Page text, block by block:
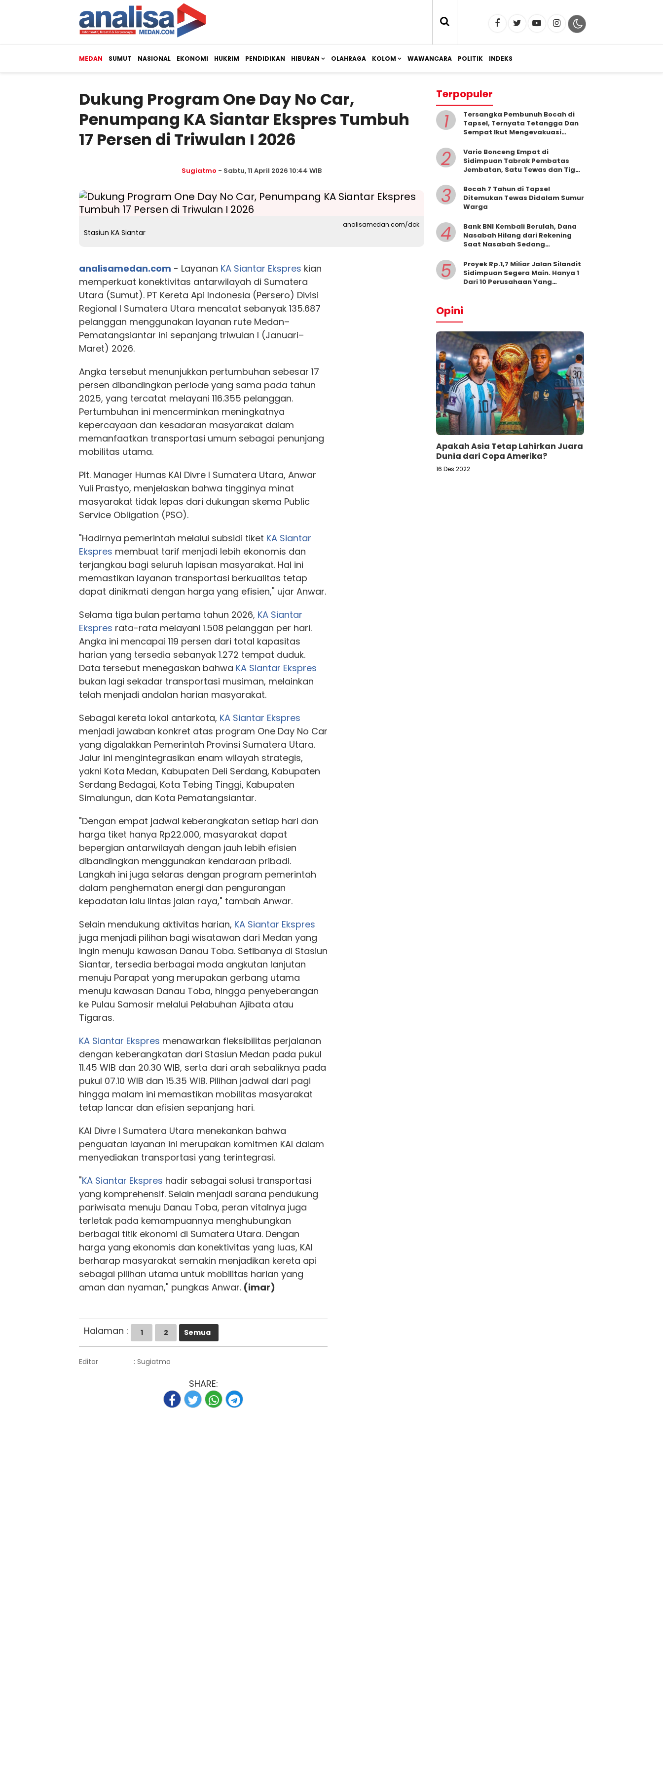
MEDAN SUMUT NASIONAL EKONOMI HUKRIM PENDIDIKAN HIBURAN OLAHRAGA KOLOM WAWANCARA POLITIK INDEKS
Dukung Program One Day No Car,
Penumpang KA Siantar Ekspres Tumbuh
17 Persen di Triwulan I 2026
Sugiatmo - Sabtu, 11 April 2026 10:44 WIB
analisamedan.com/dok
Stasiun KA Siantar
analisamedan.com - Layanan KA Siantar Ekspres kian
memperkuat konektivitas antarwilayah di Sumatera
Utara (Sumut). PT Kereta Api Indonesia (Persero) Divisi
Regional I Sumatera Utara mencatat sebanyak 135.687
pelanggan menggunakan layanan rute Medan–
Pematangsiantar ini sepanjang triwulan I (Januari–
Maret) 2026.
Angka tersebut menunjukkan pertumbuhan sebesar 17
persen dibandingkan periode yang sama pada tahun
2025, yang tercatat melayani 116.355 pelanggan.
Pertumbuhan ini mencerminkan meningkatnya
kepercayaan dan kesadaran masyarakat dalam
memanfaatkan transportasi umum sebagai penunjang
mobilitas utama.
Plt. Manager Humas KAI Divre I Sumatera Utara, Anwar
Yuli Prastyo, menjelaskan bahwa tingginya minat
masyarakat tidak lepas dari dukungan skema Public
Service Obligation (PSO).
"Hadirnya pemerintah melalui subsidi tiket KA Siantar
Ekspres membuat tarif menjadi lebih ekonomis dan
terjangkau bagi seluruh lapisan masyarakat. Hal ini
memastikan layanan transportasi berkualitas tetap
dapat dinikmati dengan harga yang efisien," ujar Anwar.
Selama tiga bulan pertama tahun 2026, KA Siantar
Ekspres rata-rata melayani 1.508 pelanggan per hari.
Angka ini mencapai 119 persen dari total kapasitas
harian yang tersedia sebanyak 1.272 tempat duduk.
Data tersebut menegaskan bahwa KA Siantar Ekspres
bukan lagi sekadar transportasi musiman, melainkan
telah menjadi andalan harian masyarakat.
Sebagai kereta lokal antarkota, KA Siantar Ekspres
menjadi jawaban konkret atas program One Day No Car
yang digalakkan Pemerintah Provinsi Sumatera Utara.
Jalur ini mengintegrasikan enam wilayah strategis,
yakni Kota Medan, Kabupaten Deli Serdang, Kabupaten
Serdang Bedagai, Kota Tebing Tinggi, Kabupaten
Simalungun, dan Kota Pematangsiantar.
"Dengan empat jadwal keberangkatan setiap hari dan
harga tiket hanya Rp22.000, masyarakat dapat
bepergian antarwilayah dengan jauh lebih efisien
dibandingkan menggunakan kendaraan pribadi.
Langkah ini juga selaras dengan program pemerintah
dalam penghematan energi dan pengurangan
kepadatan lalu lintas jalan raya," tambah Anwar.
Selain mendukung aktivitas harian, KA Siantar Ekspres
juga menjadi pilihan bagi wisatawan dari Medan yang
ingin menuju kawasan Danau Toba. Setibanya di Stasiun
Siantar, tersedia berbagai moda angkutan lanjutan
menuju Parapat yang merupakan gerbang utama
menuju kawasan Danau Toba, hingga penyeberangan
ke Pulau Samosir melalui Pelabuhan Ajibata atau
Tigaras.
KA Siantar Ekspres menawarkan fleksibilitas perjalanan
dengan keberangkatan dari Stasiun Medan pada pukul
11.45 WIB dan 20.30 WIB, serta dari arah sebaliknya pada
pukul 07.10 WIB dan 15.35 WIB. Pilihan jadwal dari pagi
hingga malam ini memastikan mobilitas masyarakat
tetap lancar dan efisien sepanjang hari.
KAI Divre I Sumatera Utara menekankan bahwa
penguatan layanan ini merupakan komitmen KAI dalam
menyediakan transportasi yang terintegrasi.
"KA Siantar Ekspres hadir sebagai solusi transportasi
yang komprehensif. Selain menjadi sarana pendukung
pariwisata menuju Danau Toba, peran vitalnya juga
terletak pada kemampuannya menghubungkan
berbagai titik ekonomi di Sumatera Utara. Dengan
harga yang ekonomis dan konektivitas yang luas, KAI
berharap masyarakat semakin menjadikan kereta api
sebagai pilihan utama untuk mobilitas harian yang
aman dan nyaman," pungkas Anwar. (imar)
Halaman : 1 2 Semua
Editor : Sugiatmo
SHARE:
Terpopuler
1
Tersangka Pembunuh Bocah di
Tapsel, Ternyata Tetangga Dan
Sempat Ikut Mengevakuasi
2
Vario Bonceng Empat di
Sidimpuan Tabrak Pembatas
Jembatan, Satu Tewas dan Tiga
3
Bocah 7 Tahun di Tapsel
Ditemukan Tewas Didalam Sumur
Warga
4
Bank BNI Kembali Berulah, Dana
Nasabah Hilang dari Rekening
Saat Nasabah Sedang
5
Proyek Rp.1,7 Miliar Jalan Silandit
Sidimpuan Segera Main. Hanya 1
Dari 10 Perusahaan Yang
Opini
Apakah Asia Tetap Lahirkan Juara
Dunia dari Copa Amerika?
16 Des 2022